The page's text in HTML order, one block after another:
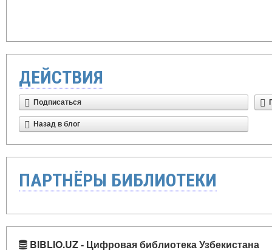
ДЕЙСТВИЯ
Подписаться
Назад в блог
ПАРТНЁРЫ БИБЛИОТЕКИ
BIBLIO.UZ - Цифровая библиотека Узбекистана